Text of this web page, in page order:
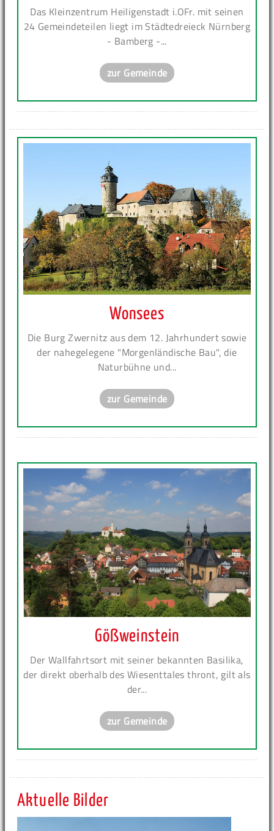
Das Kleinzentrum Heiligenstadt i.OFr. mit seinen
24 Gemeindeteilen liegt im Städtedreieck Nürnberg
- Bamberg -...
zur Gemeinde
Wonsees
Die Burg Zwernitz aus dem 12. Jahrhundert sowie
der nahegelegene "Morgenländische Bau", die
Naturbühne und...
zur Gemeinde
Gößweinstein
Der Wallfahrtsort mit seiner bekannten Basilika,
der direkt oberhalb des Wiesenttales thront, gilt als
der...
zur Gemeinde
Aktuelle Bilder